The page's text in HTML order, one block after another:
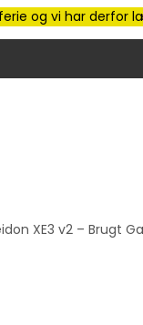
og vi har
XE3 v2 – Brugt